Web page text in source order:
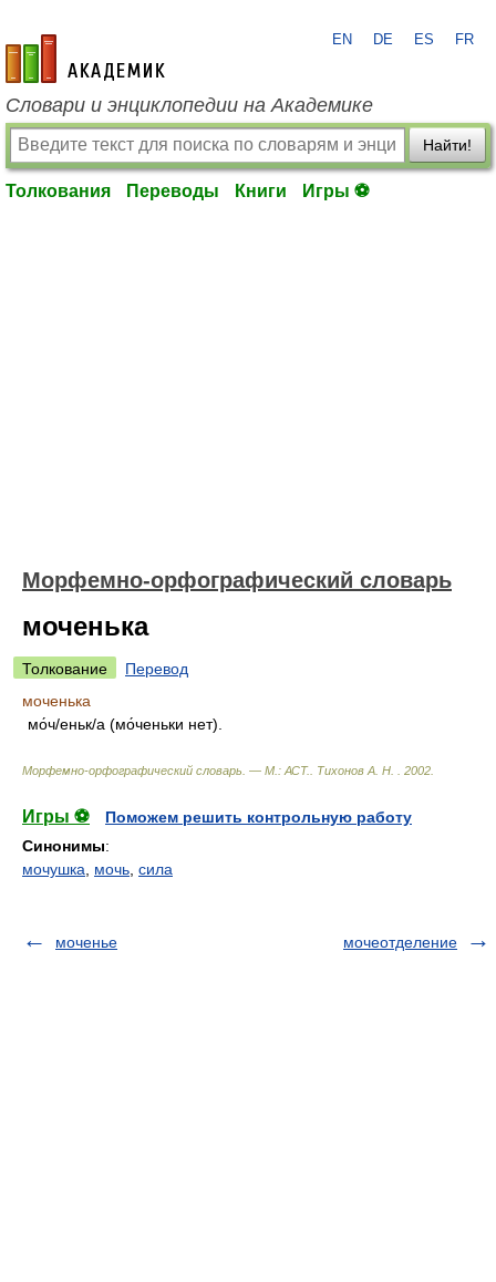
academic.ru
EN DE ES FR
Словари и энциклопедии на Академике
Найти!
Толкования Переводы Книги Игры ⚽
Морфемно-орфографический словарь
моченька
Толкование
Перевод
моченька
мо́ч/еньк/а (мо́ченьки нет).
Морфемно-орфографический словарь. — М.: АСТ. Тихонов А. Н. 2002
Игры ⚽
Поможем решить контрольную работу
Синонимы:
мочушка
мочь сила
моченье мочеотделение